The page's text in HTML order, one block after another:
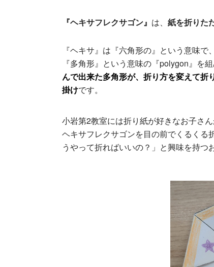
『ヘキサフレクサゴン』 は、 紙を折りた
『ヘキサ』は『六角形の』という意味
『多角形』という意味の『polygon』を
んで出来た多角形が、折り方を変えて
掛けです。
小岩第2教室には折り紙が好きなお子さ
ヘキサフレクサゴンを目の前でくるくる
うやって折ればいいの？」と興味を持つ